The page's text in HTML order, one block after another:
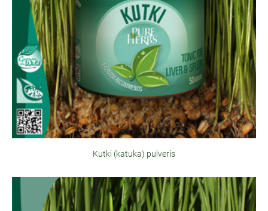
Kutki (katuka) pulveris